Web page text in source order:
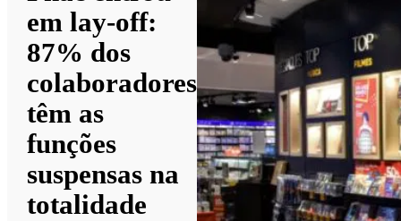
em lay-off:
87% dos
colaboradores
têm as
funções
suspensas na
totalidade